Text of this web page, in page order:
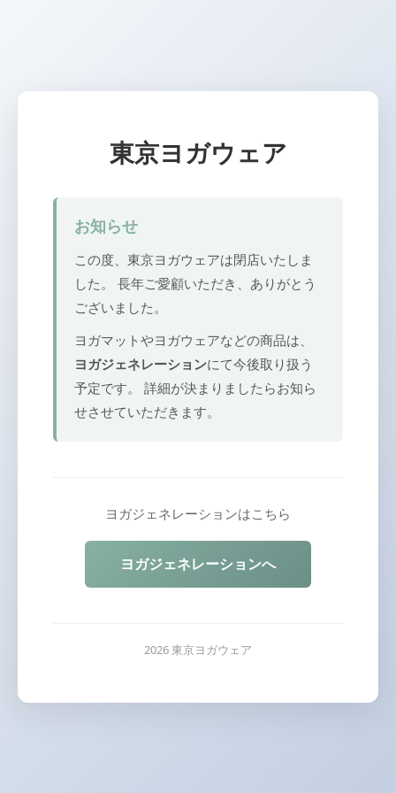
東京ヨガウェア
お知らせ
この度、東京ヨガウェアは閉店いたしま
した。 長年ご愛顧いただき、ありがとう
ございました。
ヨガマットやヨガウェアなどの商品は、
ヨガジェネレーションにて今後取り扱う
予定です。 詳細が決まりましたらお知ら
せさせていただきます。
ヨガジェネレーションはこちら
ヨガジェネレーションへ
2026 東京ヨガウェア